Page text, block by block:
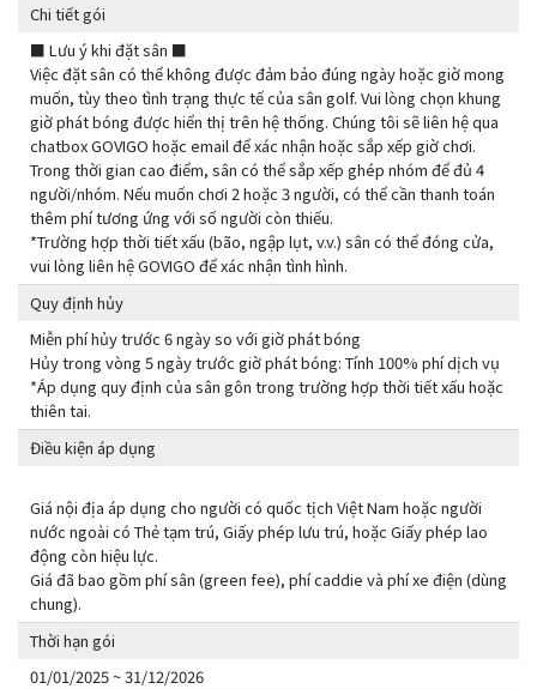
Chi tiết gói
■ Lưu ý khi đặt sân ■
Việc đặt sân có thể không được đảm bảo đúng ngày hoặc giờ mong
muốn, tùy theo tình trạng thực tế của sân golf. Vui lòng chọn khung
giờ phát bóng được hiển thị trên hệ thống. Chúng tôi sẽ liên hệ qua
chatbox GOVIGO hoặc email để xác nhận hoặc sắp xếp giờ chơi.
Trong thời gian cao điểm, sân có thể sắp xếp ghép nhóm để đủ 4
người/nhóm. Nếu muốn chơi 2 hoặc 3 người, có thể cần thanh toán
thêm phí tương ứng với số người còn thiếu.
*Trường hợp thời tiết xấu (bão, ngập lụt, v.v.) sân có thể đóng cửa,
vui lòng liên hệ GOVIGO để xác nhận tình hình.
Quy định hủy
Miễn phí hủy trước 6 ngày so với giờ phát bóng
Hủy trong vòng 5 ngày trước giờ phát bóng: Tính 100% phí dịch vụ
*Áp dụng quy định của sân gôn trong trường hợp thời tiết xấu hoặc
thiên tai.
Điều kiện áp dụng
Giá nội địa áp dụng cho người có quốc tịch Việt Nam hoặc người
nước ngoài có Thẻ tạm trú, Giấy phép lưu trú, hoặc Giấy phép lao
động còn hiệu lực.
Giá đã bao gồm phí sân (green fee), phí caddie và phí xe điện (dùng
chung).
Thời hạn gói
01/01/2025 ~ 31/12/2026